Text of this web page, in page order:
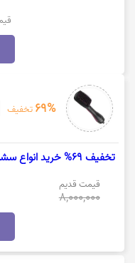
69% تخفیف
تخفیف 69% خرید انواع سشوار بابلیس
قیمت قدیم
8,000,000